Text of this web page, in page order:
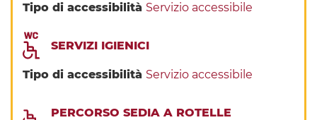
Tipo di accessibilità Servizio accessibile
SERVIZI IGIENICI
Tipo di accessibilità Servizio accessibile
PERCORSO SEDIA A ROTELLE